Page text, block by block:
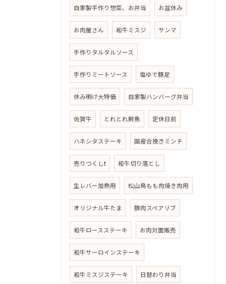
自家製手作り惣菜、お弁当 お盆休み
お肉屋さん 和牛ミスジ サンマ
手作りタルタルソース
手作りミートソース 塩ゆで豚足
休み明け大特価 自家製ハンバーグ弁当
佐賀牛 とれとれ鮮魚 定休日前
ハネシタステーキ 国産合挽きミンチ
売りつくし❗ 和牛切り落とし
生レバー加熱用 松山鳥もも肉焼き肉用
オリジナル牛たま 豚肉スペアリブ
和牛ロースステーキ お肉対面販売
和牛サーロインステーキ
和牛ミスジステーキ 日替わり弁当